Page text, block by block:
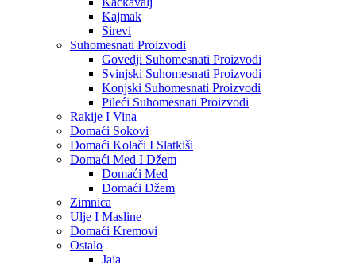
Kajmak
Sirevi
Suhomesnati Proizvodi
Govedji Suhomesnati Proizvodi
Svinjski Suhomesnati Proizvodi
Konjski Suhomesnati Proizvodi
Pileći Suhomesnati Proizvodi
Rakije I Vina
Domaći Sokovi
Domaći Kolači I Slatkiši
Domaći Med I Džem
Domaći Med
Domaći Džem
Zimnica
Ulje I Masline
Domaći Kremovi
Ostalo
Jaja